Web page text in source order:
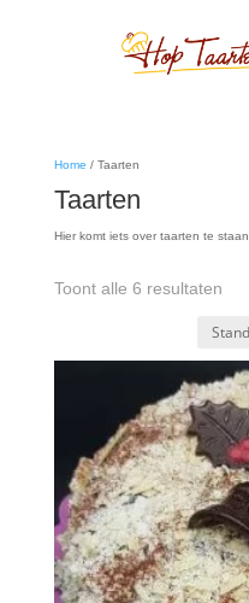
Home / Taarten
Taarten
Hier komt iets over taarten te staan
Toont alle 6 resultaten